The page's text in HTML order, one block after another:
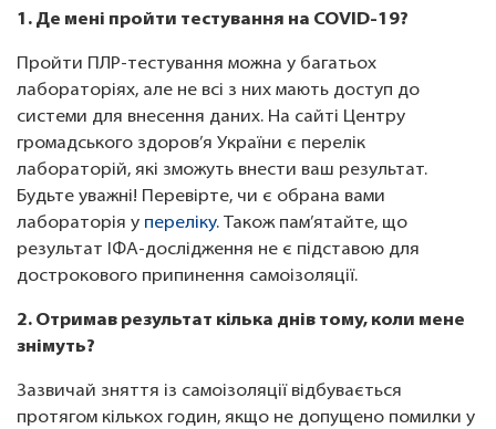
1. Де мені пройти тестування на COVID-19?
Пройти ПЛР-тестування можна у багатьох
лабораторіях, але не всі з них мають доступ до
системи для внесення даних. На сайті Центру
громадського здоров’я України є перелік
лабораторій, які зможуть внести ваш результат.
Будьте уважні! Перевірте, чи є обрана вами
лабораторія у переліку. Також пам’ятайте, що
результат ІФА-дослідження не є підставою для
дострокового припинення самоізоляції.
2. Отримав результат кілька днів тому, коли мене
знімуть?
Зазвичай зняття із самоізоляції відбувається
протягом кількох годин, якщо не допущено помилки у